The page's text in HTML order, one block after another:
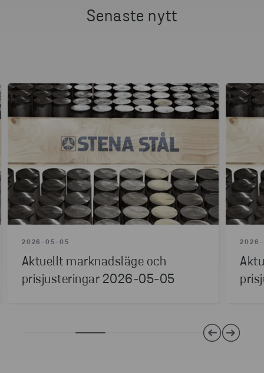
Senaste nytt
2026-05-05
Aktuellt marknadsläge och
prisjusteringar 2026-05-05